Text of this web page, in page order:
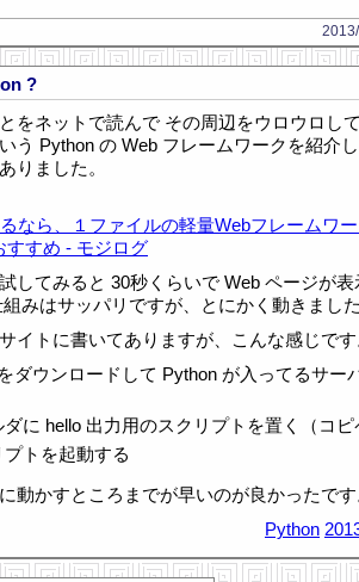
?
をネットで読んで その周辺をウロウロし
う Python の Web フレームワークを紹介
りました。
なら、１ファイルの軽量Webフレームワ
すすめ - モジログ
してみると 30秒くらいで Web ページが表
みはサッパリですが、とにかく動きまし
イトに書いてありますが、こんな感じで
ダウンロードして Python が入ってるサー
ダに hello 出力用のスクリプトを置く（コピ
プトを起動する
動かすところまでが早いのが良かったで
Python